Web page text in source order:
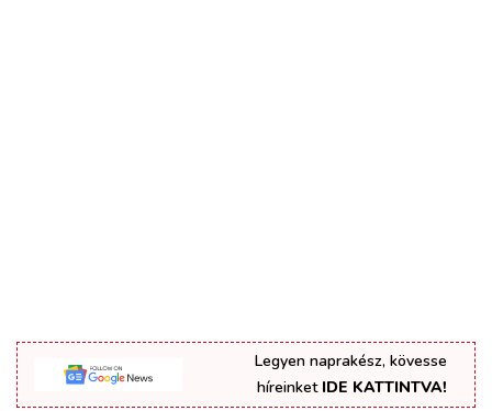
Legyen naprakész, kövesse
híreinket IDE KATTINTVA!